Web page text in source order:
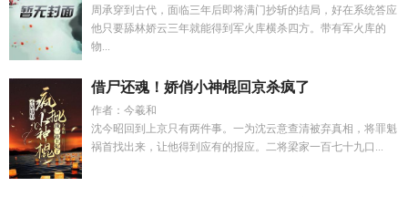
周承穿到古代，面临三年后即将满门抄斩的结局，好在系统答应
他只要舔林娇云三年就能得到军火库横杀四方。带有军火库的
物...
借尸还魂！娇俏小神棍回京杀疯了
作者：今羲和
沈今昭回到上京只有两件事。一为沈云意查清被弃真相，将罪魁
祸首找出来，让他得到应有的报应。二将梁家一百七十九口...